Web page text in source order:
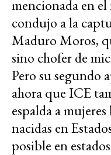
mencionada en
condujo a la
Maduro Moros,
sino chofer de
Pero su segundo
ahora que ICE
espalda a
nacidas en
posible en